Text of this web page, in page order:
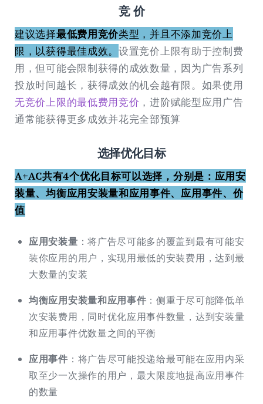
竞 价
建议选择最低费用竞价类型，并且不添加竞价上
限，以获得最佳成效。 设置竞价上限有助于控制费
用，但可能会限制获得的成效数量，因为广告系列
投放时间越长，获得成效的机会越有限。如果使用
无竞价上限的最低费用竞价 ，进阶赋能型应用广告
通常能获得更多成效并花完全部预算
选择优化目标
A+AC共有4个优化目标可以选择，分别是：应用安
装量、均衡应用安装量和应用事件、应用事件、价
值
应用安装量 ：将广告尽可能多的覆盖到最有可能安
装你应用的用户，实现用最低的安装费用，达到最
大数量的安装
均衡应用安装量和应用事件 ：侧重于尽可能降低单
次安装费用，同时优化应用事件数量，达到安装量
和应用事件优数量之间的平衡
应用事件 ：将广告尽可能投递给最可能在应用内采
取至少一次操作的用户，最大限度地提高应用事件
的数量